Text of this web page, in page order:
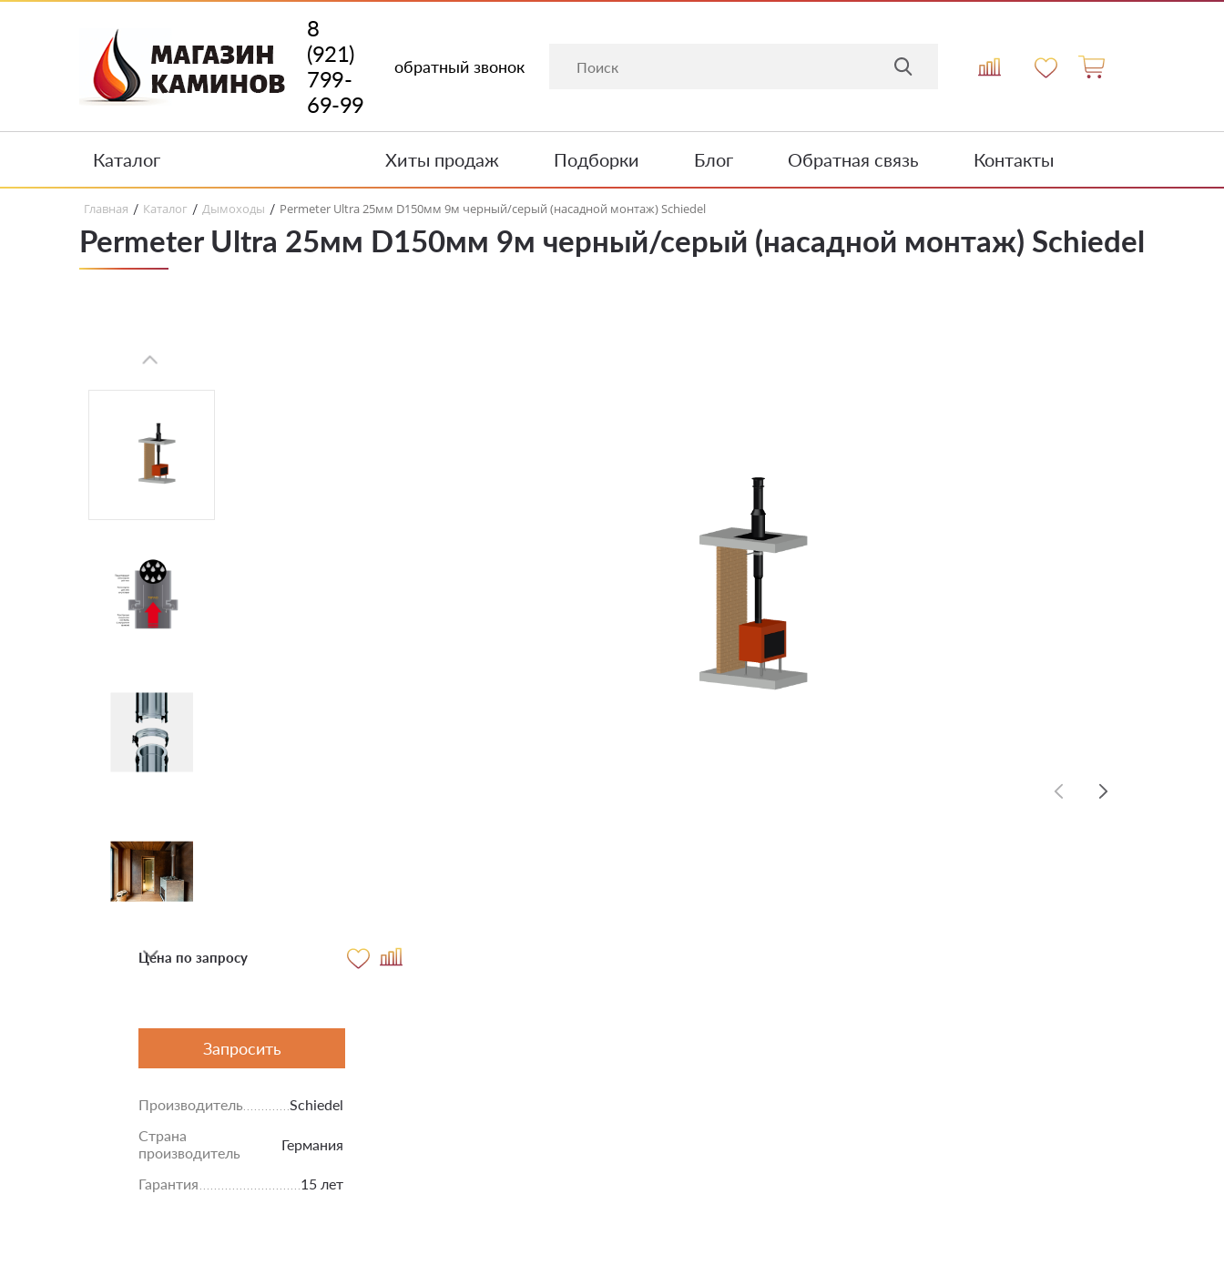
8
(921)
799-
69-99
обратный звонок
Каталог Хиты продаж Подборки Блог Обратная связь Контакты
Главная / Каталог / Дымоходы / Permeter Ultra 25мм D150мм 9м черный/серый (насадной монтаж) Schiedel
Permeter Ultra 25мм D150мм 9м черный/серый (насадной монтаж) Schiedel
Цена по запросу
Запросить
Производитель
Schiedel
Страна
производитель
Германия
Гарантия 15 лет